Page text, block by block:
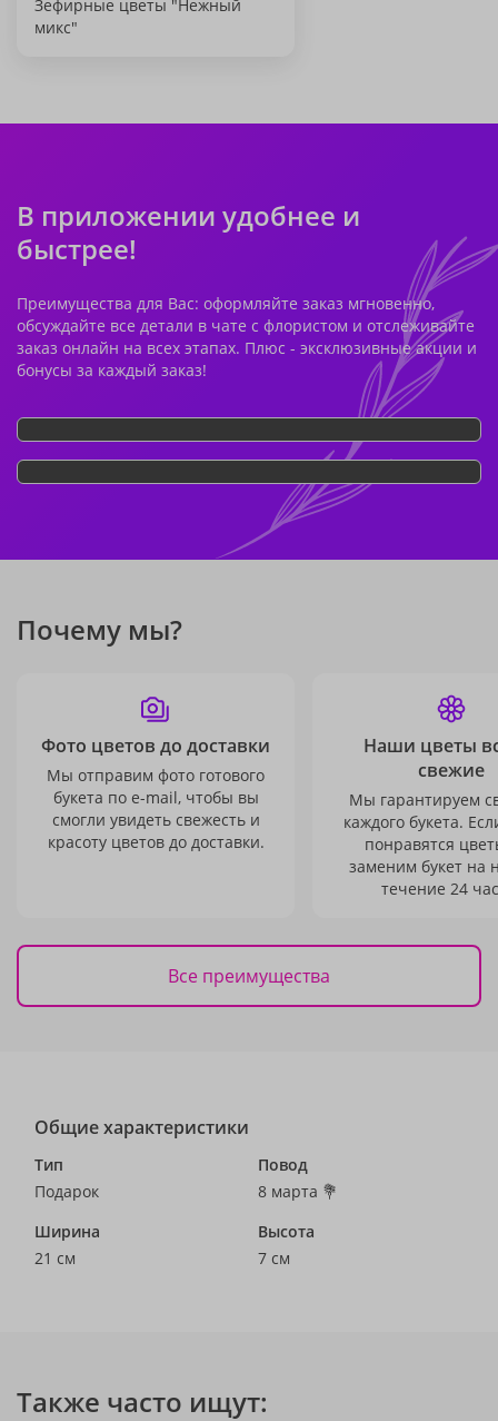
Зефирные цветы "Нежный
микс"
В приложении удобнее и
быстрее!
Преимущества для Вас: оформляйте заказ мгновенно,
обсуждайте все детали в чате с флористом и отслеживайте
заказ онлайн на всех этапах. Плюс - эксклюзивные акции и
бонусы за каждый заказ!
Почему мы?
Фото цветов до доставки
Мы отправим фото готового
букета по e-mail, чтобы вы
смогли увидеть свежесть и
красоту цветов до доставки.
Наши цветы
свежие
Мы гарантируем
каждого букета.
понравятся
заменим букет на
течение 24
Все преимущества
Общие характеристики
Тип
Подарок
Повод
8 марта 💐
Ширина
21 см
Высота
7 см
Также часто ищут: